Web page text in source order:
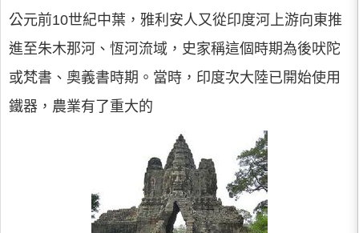
公元前10世紀中葉，雅利安人又從印度河上游向東推
進至朱木那河、恆河流域，史家稱這個時期為後吠陀
或梵書、奧義書時期。當時，印度次大陸已開始使用
鐵器，農業有了重大的